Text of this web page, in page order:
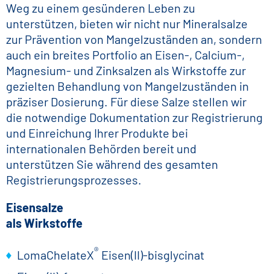
Weg zu einem gesünderen Leben zu
unterstützen, bieten wir nicht nur Mineralsalze
zur Prävention von Mangelzuständen an, sondern
auch ein breites Portfolio an Eisen-, Calcium-,
Magnesium- und Zinksalzen als Wirkstoffe zur
gezielten Behandlung von Mangelzuständen in
präziser Dosierung. Für diese Salze stellen wir
die notwendige Dokumentation zur Registrierung
und Einreichung Ihrer Produkte bei
internationalen Behörden bereit und
unterstützen Sie während des gesamten
Registrierungsprozesses.
Eisensalze
als Wirkstoffe
LomaChelateX® Eisen(II)-bisglycinat